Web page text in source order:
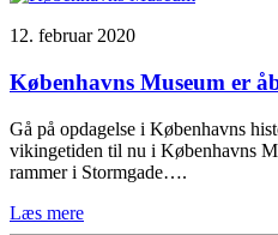
12. februar 2020
Københavns Museum er
Gå på opdagelse i Københavns
vikingetiden til nu i Københavns
rammer i Stormgade….
Læs mere